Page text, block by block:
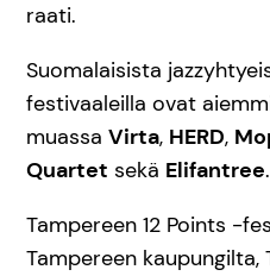
raati.
Suomalaisista
festivaaleilla ovat
muassa Virta, HERD,
Quartet sekä Elifantree.
Tampereen 12 Points -
Tampereen kaupungilta,